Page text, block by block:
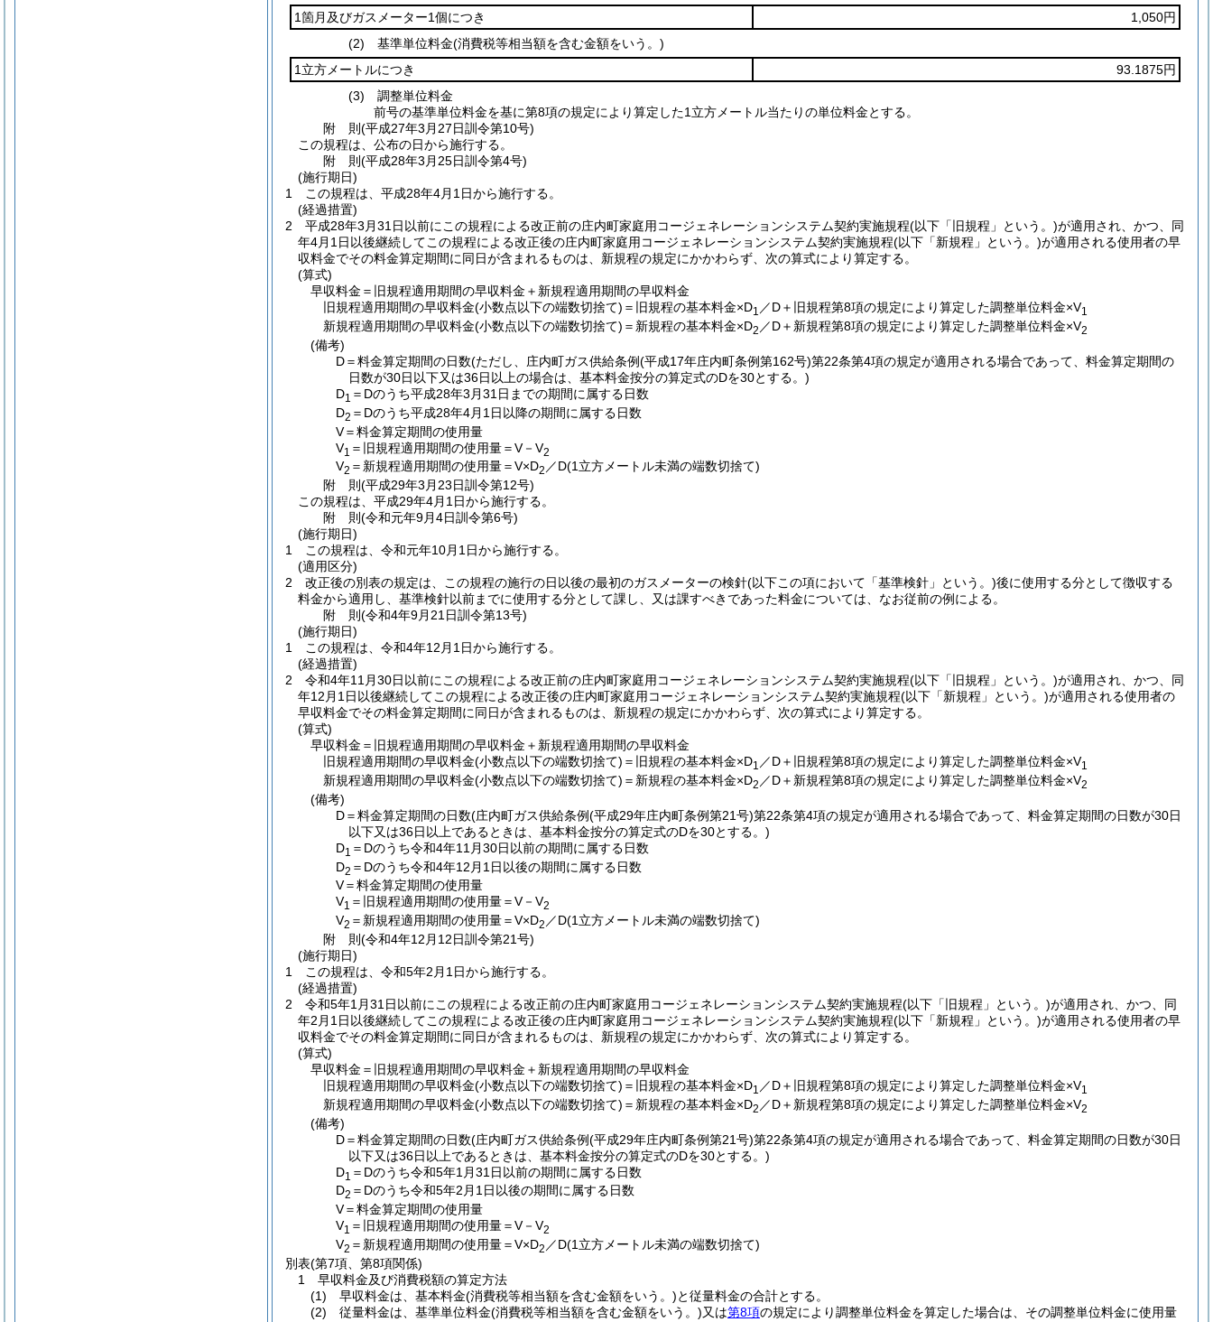
1箇月及びガスメーター1個につき
1,050円
(2) 基準単位料金(消費税等相当額を含む金額をいう。)
1立方メートルにつき
93.1875円
(3) 調整単位料金
前号の基準単位料金を基に第8項の規定により算定した1立方メートル当たりの単位料金とする。
附 則(平成27年3月27日訓令第10号)
この規程は、公布の日から施行する。
附 則(平成28年3月25日訓令第4号)
(施行期日)
1
この規程は、平成28年4月1日から施行する。
(経過措置)
2
平成28年3月31日以前にこの規程による改正前の庄内町家庭用コージェネレーションシステム契約実施規程(以下「旧規程」という。)が適用され、かつ、同
年4月1日以後継続してこの規程による改正後の庄内町家庭用コージェネレーションシステム契約実施規程(以下「新規程」という。)が適用される使用者の早
収料金でその料金算定期間に同日が含まれるものは、新規程の規定にかかわらず、次の算式により算定する。
(算式)
早収料金＝旧規程適用期間の早収料金＋新規程適用期間の早収料金
旧規程適用期間の早収料金(小数点以下の端数切捨て) ＝旧規程の基本料金×D1／D＋旧規程第8項の規定により算定した調整単位料金×V1
新規程適用期間の早収料金(小数点以下の端数切捨て) ＝新規程の基本料金×D2 ／D＋新規程第8項の規定により算定した調整単位料金×V2
(備考)
D＝料金算定期間の日数(ただし、庄内町ガス供給条例(平成17年庄内町条例第162号)第22条第4項の規定が適用される場合であって、料金算定期間の
日数が30日以下又は36日以上の場合は、基本料金按分の算定式のDを30とする。)
D1 ＝Dのうち平成28年3月31日までの期間に属する日数
D2 ＝Dのうち平成28年4月1日以降の期間に属する日数
V＝料金算定期間の使用量
V1 ＝旧規程適用期間の使用量＝V－V2
V2 ＝新規程適用期間の使用量＝V×D2／D(1立方メートル未満の端数切捨て)
附 則(平成29年3月23日訓令第12号)
この規程は、平成29年4月1日から施行する。
附 則(令和元年9月4日訓令第6号)
(施行期日)
1
この規程は、令和元年10月1日から施行する。
(適用区分)
2
改正後の別表の規定は、この規程の施行の日以後の最初のガスメーターの検針(以下この項において「基準検針」という。)後に使用する分として徴収する
料金から適用し、基準検針以前までに使用する分として課し、又は課すべきであった料金については、なお従前の例による。
附 則(令和4年9月21日訓令第13号)
(施行期日)
1
この規程は、令和4年12月1日から施行する。
(経過措置)
2
令和4年11月30日以前にこの規程による改正前の庄内町家庭用コージェネレーションシステム契約実施規程(以下「旧規程」という。)が適用され、かつ、同
年12月1日以後継続してこの規程による改正後の庄内町家庭用コージェネレーションシステム契約実施規程(以下「新規程」という。)が適用される使用者の
早収料金でその料金算定期間に同日が含まれるものは、新規程の規定にかかわらず、次の算式により算定する。
(算式)
早収料金＝旧規程適用期間の早収料金＋新規程適用期間の早収料金
旧規程適用期間の早収料金(小数点以下の端数切捨て) ＝旧規程の基本料金×D1 ／D＋旧規程第8項の規定により算定した調整単位料金×V1
新規程適用期間の早収料金(小数点以下の端数切捨て) ＝新規程の基本料金×D2 ／D＋新規程第8項の規定により算定した調整単位料金×V2
(備考)
D＝料金算定期間の日数(庄内町ガス供給条例(平成29年庄内町条例第21号)第22条第4項の規定が適用される場合であって、料金算定期間の日数が30日
以下又は36日以上であるときは、基本料金按分の算定式のDを30とする。)
D1 ＝Dのうち令和4年11月30日以前の期間に属する日数
D2 ＝Dのうち令和4年12月1日以後の期間に属する日数
V＝料金算定期間の使用量
V1 ＝旧規程適用期間の使用量＝V－V2
V2 ＝新規程適用期間の使用量＝V×D2 ／D(1立方メートル未満の端数切捨て)
附 則(令和4年12月12日訓令第21号)
(施行期日)
1
この規程は、令和5年2月1日から施行する。
(経過措置)
2
令和5年1月31日以前にこの規程による改正前の庄内町家庭用コージェネレーションシステム契約実施規程(以下「旧規程」という。)が適用され、かつ、同
年2月1日以後継続してこの規程による改正後の庄内町家庭用コージェネレーションシステム契約実施規程(以下「新規程」という。)が適用される使用者の早
収料金でその料金算定期間に同日が含まれるものは、新規程の規定にかかわらず、次の算式により算定する。
(算式)
早収料金＝旧規程適用期間の早収料金＋新規程適用期間の早収料金
旧規程適用期間の早収料金(小数点以下の端数切捨て) ＝旧規程の基本料金×D1 ／D＋旧規程第8項の規定により算定した調整単位料金×V1
新規程適用期間の早収料金(小数点以下の端数切捨て) ＝新規程の基本料金×D2 ／D＋新規程第8項の規定により算定した調整単位料金×V2
(備考)
D＝料金算定期間の日数(庄内町ガス供給条例(平成29年庄内町条例第21号)第22条第4項の規定が適用される場合であって、料金算定期間の日数が30日
以下又は36日以上であるときは、基本料金按分の算定式のDを30とする。)
D1 ＝Dのうち令和5年1月31日以前の期間に属する日数
D2 ＝Dのうち令和5年2月1日以後の期間に属する日数
V＝料金算定期間の使用量
V1 ＝旧規程適用期間の使用量＝V－V2
V2 ＝新規程適用期間の使用量＝V×D2 ／D(1立方メートル未満の端数切捨て)
別表(第7項、第8項関係)
1 早収料金及び消費税額の算定方法
(1) 早収料金は、基本料金(消費税等相当額を含む金額をいう。)と従量料金の合計とする。
(2) 従量料金は、基準単位料金(消費税等相当額を含む金額をいう。)又は第8項の規定により調整単位料金を算定した場合は、その調整単位料金に使用量